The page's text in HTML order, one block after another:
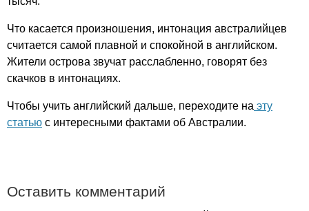
Что касается произношения, интонация австралийцев
считается самой плавной и спокойной в английском.
Жители острова звучат расслабленно, говорят без
скачков в интонациях.
Чтобы учить английский дальше, переходите на эту
статью с интересными фактами об Австралии.
Оставить комментарий